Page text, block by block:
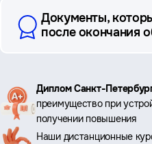
Документы,
после окончания
Ключевые
преимущества
Диплом Санкт-
преимущество при
получении повышения
Наши дистанционные